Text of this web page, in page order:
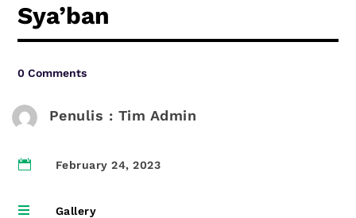
Sya’ban
0 Comments
Penulis : Tim Admin
 February 24, 2023
 Gallery